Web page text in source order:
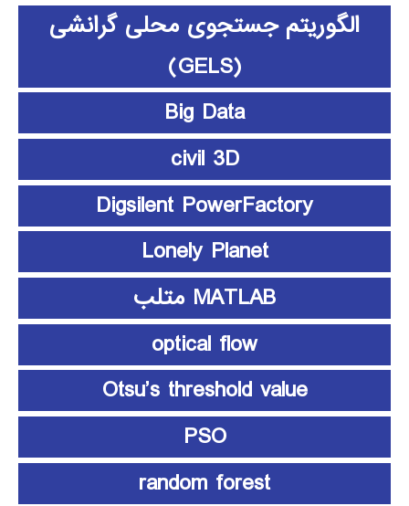
الگوریتم جستجوی محلی گرانشی
(GELS)
Big Data
civil 3D
Digsilent PowerFactory
Lonely Planet
MATLAB متلب
optical flow
Otsu’s threshold value
PSO
random forest